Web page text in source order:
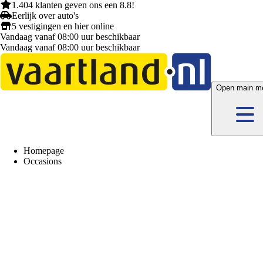
1.404 klanten geven ons een 8.8!
Eerlijk over auto's
5 vestigingen en hieronline
Vandaag vanaf 08:00 uur beschikbaar
Vandaag vanaf 08:00 uur beschikbaar
Open main
Homepage
Occasions